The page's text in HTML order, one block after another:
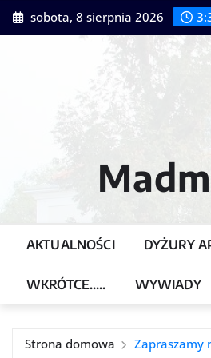
Przejdź
do
sobota, 8 sierpnia 2026
AKTUALNOŚCI DYŻURY
WKRÓTCE….. WYWIADY
Strona domowa Zapraszamy